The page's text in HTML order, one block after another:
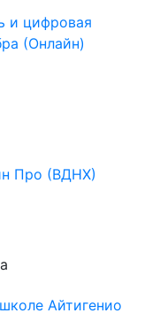
и цифровая
(Онлайн)
Про (ВДНХ)
Айтигенио